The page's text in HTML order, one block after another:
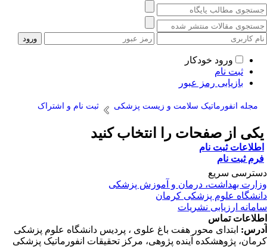
ورود خودکار
ثبت نام
بازیابی رمز عبور
مجله انفورماتیک سلامت و زیست پزشکی ثبت نام و اشتراک
از صفحات را انتخاب کنید
ثبت نام
ثبت نام
سریع
بهداشت، درمان و آموزش پزشکی
علوم پزشکی کرمان
ارزیابی نشریات
تماس
ابتدای محور هفت باغ علوی ، پردیس دانشگاه علوم پزشکی
پژوهشکده آینده پژوهی، مرکز تحقیقات انفورماتیک پزشکی